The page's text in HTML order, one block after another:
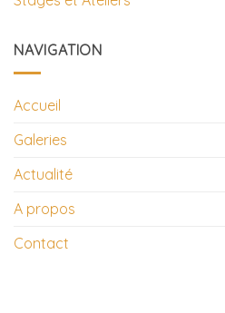
NAVIGATION
Accueil
Galeries
Actualité
A propos
Contact